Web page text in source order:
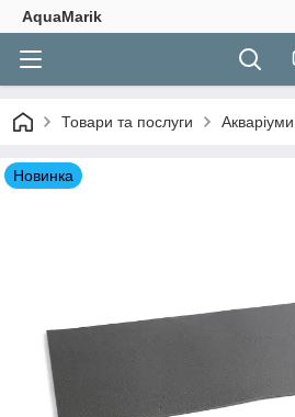
AquaMarik
Товари та послуги Акваріуми
Новинка